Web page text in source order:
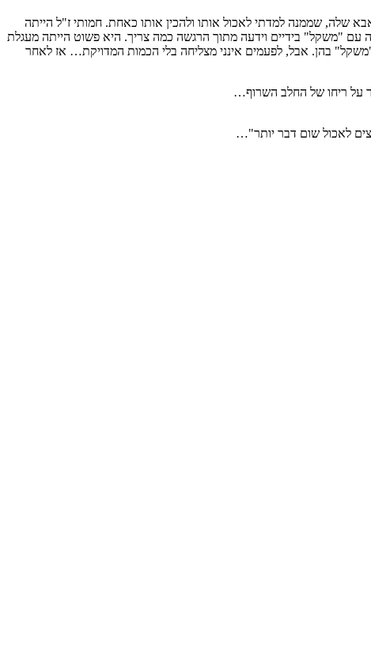
בשבילה אצל הסבתא -אמא של אבא שלה, שממנה למדתי לאכול אותו ולהכין אותו כאחת. חמותי ז"ל הייתה
עם "משקל" בידיים וידעה מתוך הרגשה כמה צריך. היא פשוט הייתה מעגלת
בהן. אבל, לפעמים אינני מצליחה בלי הכמות המדויקת… אז לאחר
על ריחו של החלב השרוף…
לאכול שום דבר יותר"…